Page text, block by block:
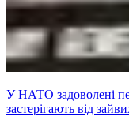
У НАТО задоволені
застерігають від